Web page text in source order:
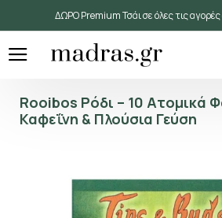
ΔΩΡΟ Premium Τσάι σε όλες τις
Rooibos Ρόδι – 10 Ατομικά
Καφεΐνη & Πλούσια Γεύση